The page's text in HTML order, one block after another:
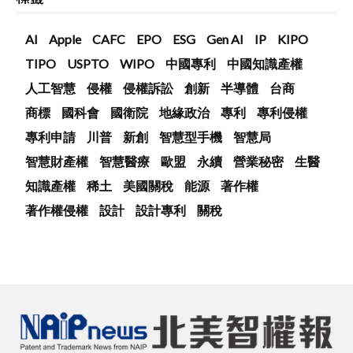
AI Apple CAFC EPO ESG Gen AI IP
KIPO
TIPO
USPTO WIPO 中國專利
中國知識產權
人工智慧
侵權 侵權訴訟 創新 半導體
台商
商標
國科會 國衛院 地緣政治 專利
專利侵權
專利申請
川普 新創 智慧型手機
智慧局
智慧財產權
智慧醫療 歐盟 永續 營業秘密
生醫
知識產權
稀土 美國關稅 能源
著作權
著作權侵權
設計 設計專利 關稅